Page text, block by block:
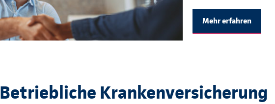
Mehr erfahren
Betriebliche Krankenversicherung